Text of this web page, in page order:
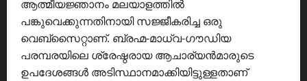
ആത്മീയജ്ഞാനം മലയാളത്തിൽ
പങ്കുവെക്കുന്നതിനായി സജ്ജീകരിച്ച ഒരു
വെബ്സൈറ്റാണ്. ബ്രഹ്മ-മാധ്വ-ഗൗഡിയ
പരമ്പരയിലെ ശ്രേഷ്ഠരായ ആചാര്യൻമാരുടെ
ഉപദേശങ്ങൾ അടിസ്ഥാനമാക്കിയിട്ടുള്ളതാണ്